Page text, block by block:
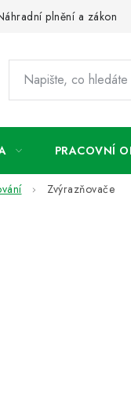
plnění a zákon
PRACOVNÍ
Zvýrazňovače